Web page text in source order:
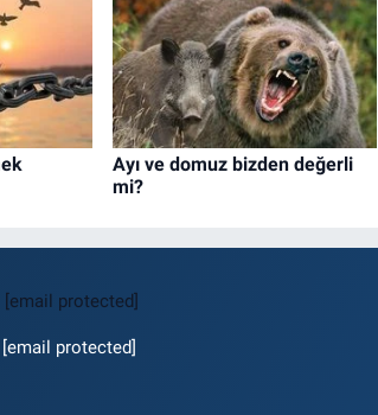
Ayı ve domuz bizden değerli
mi?
[email protected]
[email protected]